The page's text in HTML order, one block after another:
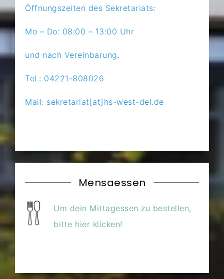
Öffnungszeiten des Sekretariats:
Mo – Do: 08:00 – 13:00 Uhr
und nach Vereinbarung.
Tel.: 04221-808026
Mail: sekretariat[at]hs-west-del.de
Mensaessen
Um dein Mittagessen zu bestellen,
bitte hier klicken!